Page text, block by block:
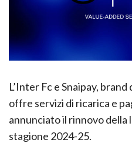
L’Inter Fc e Snaipay,
offre servizi di ricarica e
annunciato il rinnovo
stagione 2024-25.